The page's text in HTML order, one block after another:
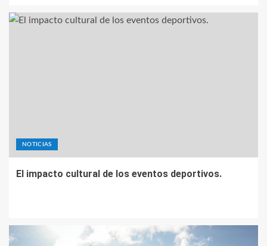
NOTICIAS
El impacto cultural de los eventos deportivos.